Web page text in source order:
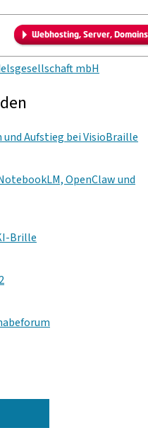
und Aufstieg bei VisioBraille
OpenClaw und
Brille